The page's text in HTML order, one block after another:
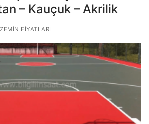
– Kauçuk – Akrilik
ZEMIN FIYATLARI